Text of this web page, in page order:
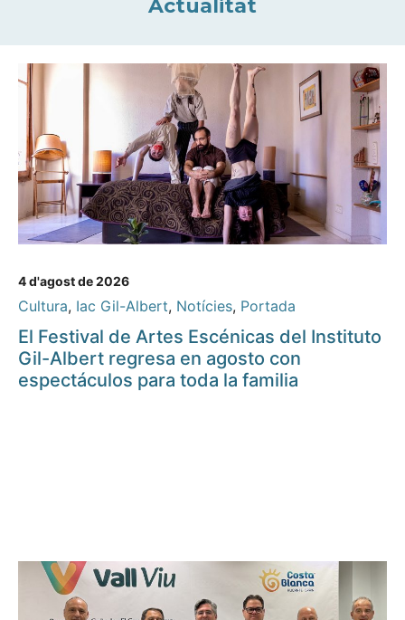
Actualitat
4 d'agost de 2026
Cultura, Iac Gil-Albert, Notícies, Portada
El Festival de Artes Escénicas del Instituto
Gil-Albert regresa en agosto con
espectáculos para toda la familia